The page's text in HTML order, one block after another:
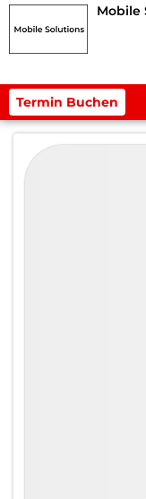
Mobile
Termin Buchen